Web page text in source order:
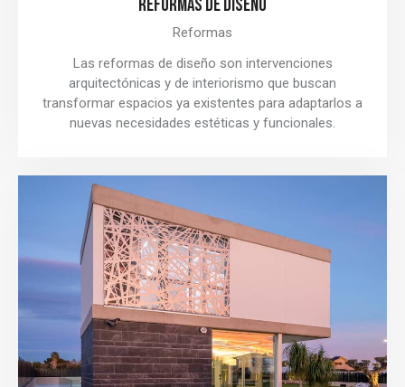
REFORMAS DE DISEÑO
Reformas
Las reformas de diseño son intervenciones
arquitectónicas y de interiorismo que buscan
transformar espacios ya existentes para adaptarlos a
nuevas necesidades estéticas y funcionales.